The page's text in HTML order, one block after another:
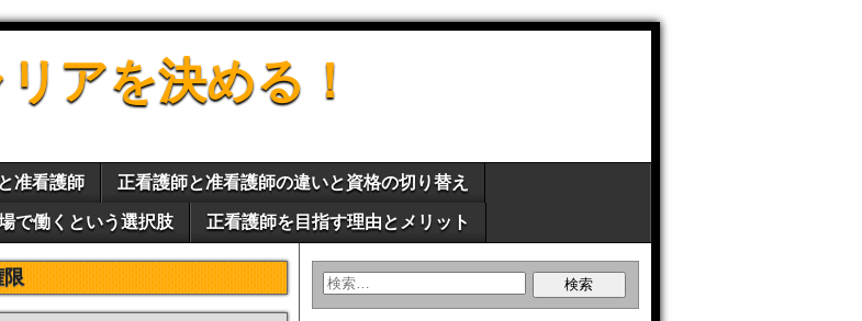
アを決める！
准看護師 正看護師と准看護師の違いと資格の切り替え
で働くという選択肢 正看護師を目指す理由とメリット
限